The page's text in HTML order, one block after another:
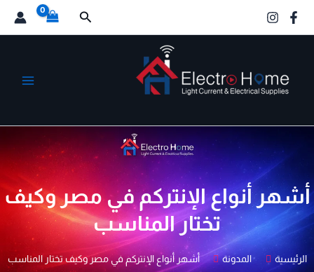
البحث
أشهر أنواع الإنتركم في مصر وكيف
تختار المناسب
الرئيسية المدونة أشهر أنواع الإنتركم في مصر وكيف تختار المناسب